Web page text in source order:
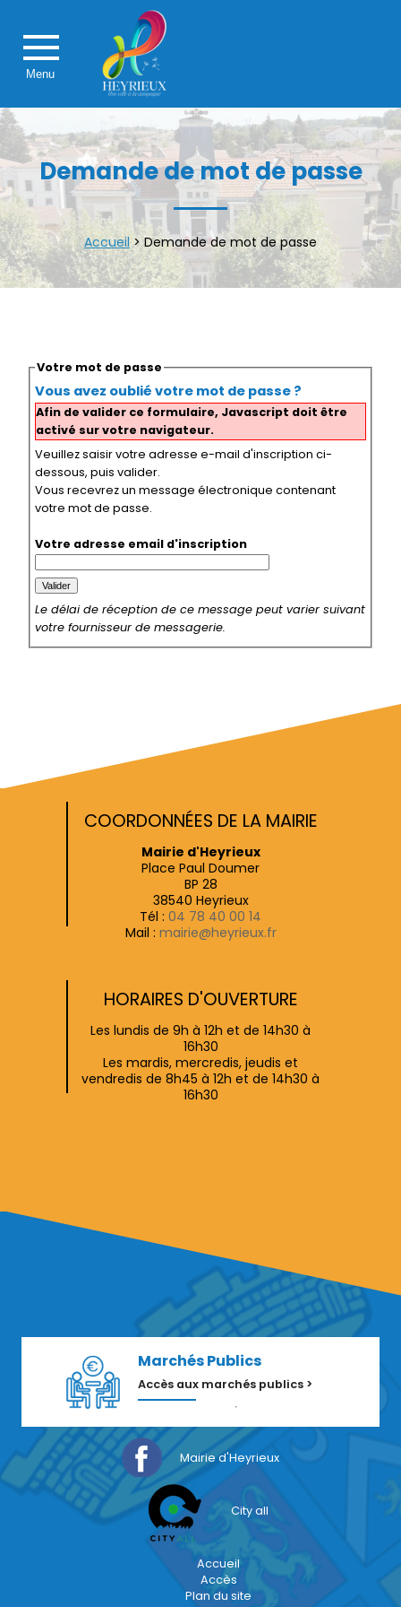
Menu
Demande de mot de passe
Accueil>Demande de mot de passe
Votre mot de passe
Vous avez oublié votre mot de passe ?
Afin de valider ce formulaire, Javascript doit être
activé sur votre navigateur.
Veuillez saisir votre adresse e-mail d'inscription ci-
dessous, puis valider.
Vous recevrez un message électronique contenant
votre mot de passe.
Votre adresse email d'inscription
Le délai de réception de ce message peut varier suivant
votre fournisseur de messagerie.
COORDONNÉES DE LA MAIRIE
Mairie d'Heyrieux
Place Paul Doumer
BP 28
38540 Heyrieux
Tél : 04 78 40 00 14
Mail : mairie@heyrieux.fr
HORAIRES D'OUVERTURE
Les lundis de 9h à 12h et de 14h30 à
16h30
Les mardis, mercredis, jeudis et
vendredis de 8h45 à 12h et de 14h30 à
16h30
Marchés Publics
Accès aux marchés publics >
Mairie d'Heyrieux
City all
Accueil
Accès
Plan du site